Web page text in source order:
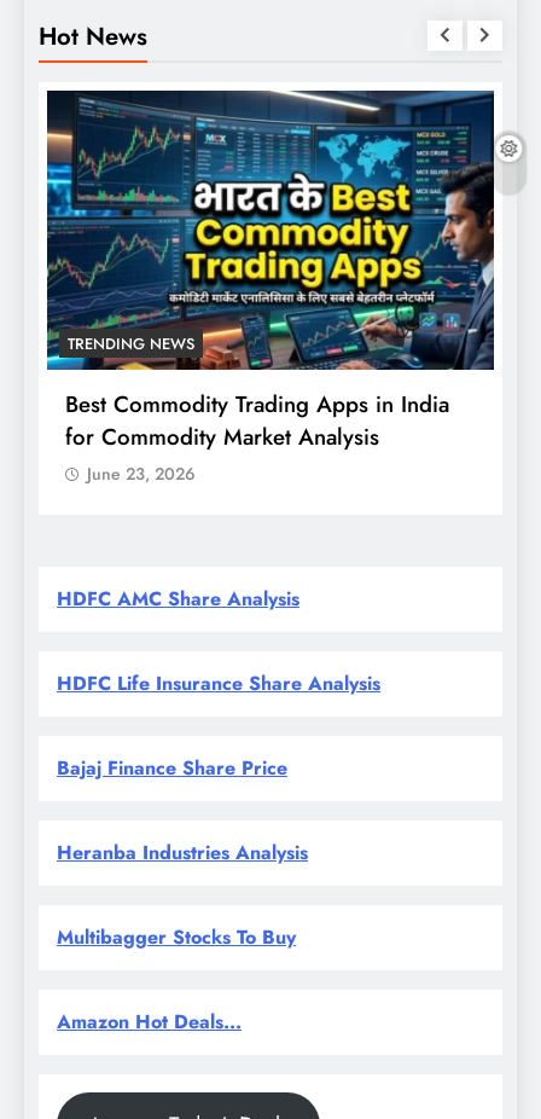
Hot News
TRENDING NEWS
Best Commodity Trading Apps in India
for Commodity Market Analysis
June 23, 2026
HDFC AMC Share Analysis
HDFC Life Insurance Share Analysis
Bajaj Finance Share Price
Heranba Industries Analysis
Multibagger Stocks To Buy
Amazon Hot Deals...